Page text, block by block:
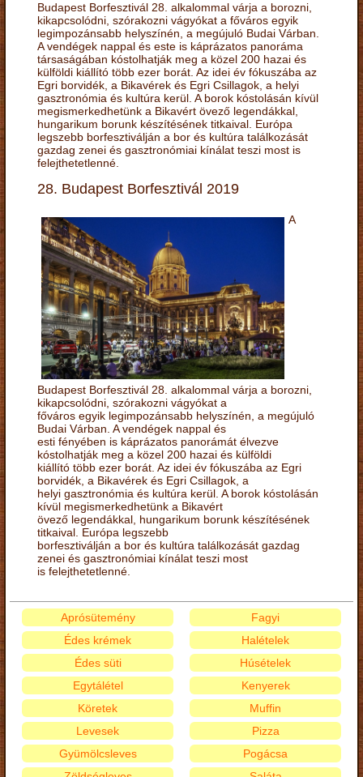
Budapest Borfesztivál 28. alkalommal várja a borozni,
kikapcsolódni, szórakozni vágyókat a főváros egyik
legimpozánsabb helyszínén, a megújuló Budai Várban.
A vendégek nappal és este is káprázatos panoráma
társaságában kóstolhatják meg a közel 200 hazai és
külföldi kiállító több ezer borát. Az idei év fókuszába az
Egri borvidék, a Bikavérek és Egri Csillagok, a helyi
gasztronómia és kultúra kerül. A borok kóstolásán kívül
megismerkedhetünk a Bikavért övező legendákkal,
hungarikum borunk készítésének titkaival. Európa
legszebb borfesztiválján a bor és kultúra találkozását
gazdag zenei és gasztronómiai kínálat teszi most is
felejthetetlenné.
28. Budapest Borfesztivál 2019
A
Budapest Borfesztivál 28. alkalommal várja a borozni,
kikapcsolódni, szórakozni vágyókat a
főváros egyik legimpozánsabb helyszínén, a megújuló
Budai Várban. A vendégek nappal és
esti fényében is káprázatos panorámát élvezve
kóstolhatják meg a közel 200 hazai és külföldi
kiállító több ezer borát. Az idei év fókuszába az Egri
borvidék, a Bikavérek és Egri Csillagok, a
helyi gasztronómia és kultúra kerül. A borok kóstolásán
kívül megismerkedhetünk a Bikavért
övező legendákkal, hungarikum borunk készítésének
titkaival. Európa legszebb
borfesztiválján a bor és kultúra találkozását gazdag
zenei és gasztronómiai kínálat teszi most
is felejthetetlenné.
Aprósütemény
Édes krémek
Édes süti
Egytálétel
Fagyi
Halételek
Húsételek
Kenyerek
Köretek
Levesek
Gyümölcsleves
Muffin
Pizza
Pogácsa